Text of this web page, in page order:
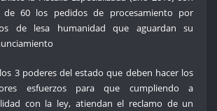
de 60 los pedidos de procesamiento por
de lesa humanidad que aguardan su
3 poderes del estado que deben hacer los
esfuerzos para que cumpliendo a
con la ley, atiendan el reclamo de un